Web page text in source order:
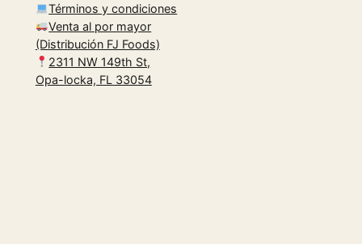
Términos y condiciones
Venta al por mayor
(Distribución FJ Foods)
2311 NW 149th St,
Opa-locka, FL 33054